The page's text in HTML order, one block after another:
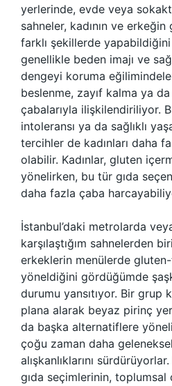
yerlerinde, evde veya
sahneler, kadının ve erkeğin
farklı şekillerde
genellikle beden imajı ve
dengeyi koruma
beslenme, zayıf kalma ya
çabalarıyla ilişkilendiriliyor.
intoleransı ya da sağlıklı
tercihler de kadınları daha
olabilir. Kadınlar, gluten
yönelirken, bu tür gıda
daha fazla çaba
İstanbul’daki metrolarda
karşılaştığım sahnelerden
erkeklerin menülerde
yöneldiğini gördüğümde
durumu yansıtıyor. Bir grup
plana alarak beyaz pirinç
da başka alternatiflere
çoğu zaman daha
alışkanlıklarını
gıda seçimlerinin, toplumsal